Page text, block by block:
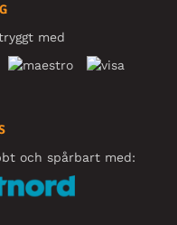
med
och spårbart med: